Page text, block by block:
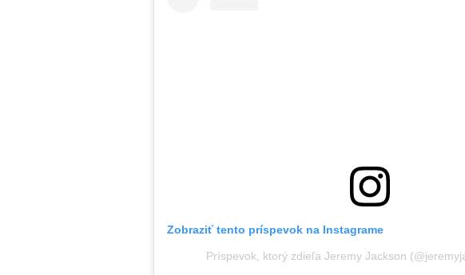
Zobraziť tento príspevok na Instagrame
Príspevok, ktorý zdieľa Jeremy Jackson